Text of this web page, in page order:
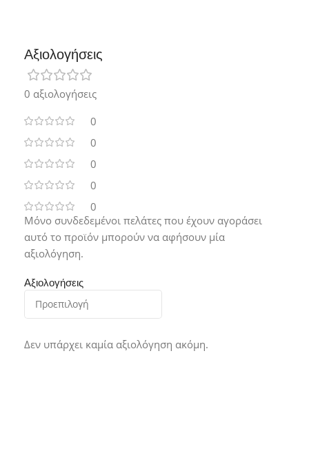
Αξιολογήσεις
0 αξιολογήσεις
0
0
0
0
0
Αξιολογήσεις
Δεν υπάρχει καμία αξιολόγηση ακόμη.
Μόνο συνδεδεμένοι πελάτες που έχουν αγοράσει
αυτό το προϊόν μπορούν να αφήσουν μία
αξιολόγηση.